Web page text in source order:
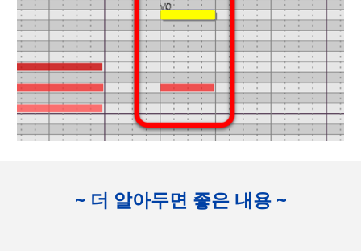
~ 더 알아두면 좋은 내용 ~